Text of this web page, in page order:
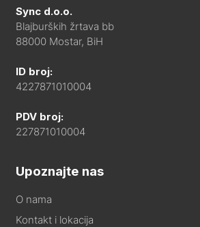
Sync d.o.o.
Blajburških žrtava bb
88000 Mostar, BiH
ID broj:
4227871010004
PDV broj:
227871010004
Upoznajte nas
O nama
Kontakt i lokacija